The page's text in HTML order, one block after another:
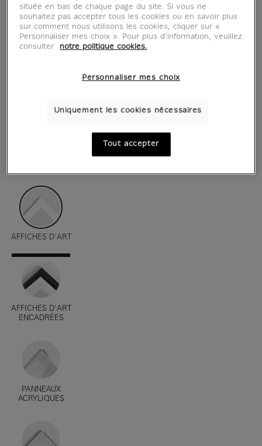
AFFICHES D'ART
AFFICHES D'ART
ENCADRÉES
PANNEAUX
ACRYLIQUES
située en bas de chaque page du site. Si vous ne
souhaitez pas accepter tous les cookies ou en savoir plus
sur comment nous utilisons les cookies, cliquer sur «
Personnaliser mes choix ». Pour plus d’information, veuillez
consulter
notre politique cookies.
Personnaliser mes choix
Uniquement les cookies nécessaires
Tout accepter